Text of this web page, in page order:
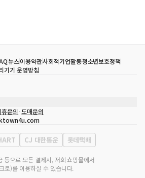
뉴스이용약관사회적기업활동청소년보호정책
기기 운영방침
울강남-02223
휴문의 도매문의
CJ 대한통운 롯데택배
등으로 모든 결제시, 저희 쇼핑몰에서
로)를 이용하실 수 있습니다.